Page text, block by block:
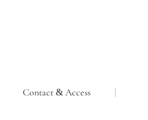
Contact & Access